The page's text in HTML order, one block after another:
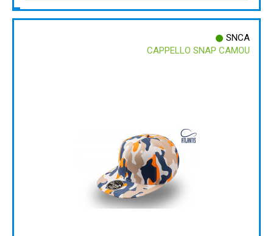
SNCA
CAPPELLO SNAP CAMOU